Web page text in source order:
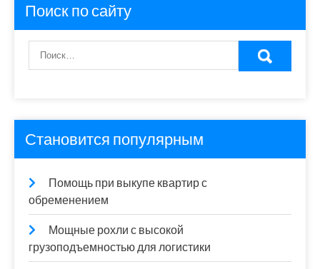
Поиск по сайту
Становится популярным
Помощь при выкупе квартир с
обременением
Мощные рохли с высокой
грузоподъемностью для логистики